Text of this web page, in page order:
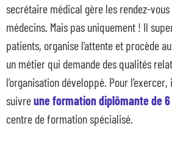
Nos dispositifs
Entreprises et
Les métiers qui recrutent
Qui sommes-nous ?
Actualités
Blog
Contacts en région
secrétaire médical gère les rendez-
médecins. Mais pas uniquement ! Il
patients, organise l’attente et procède
un métier qui demande des qualités
l’organisation développé. Pour
suivreune formation diplômante de
centre de formation spécialisé.